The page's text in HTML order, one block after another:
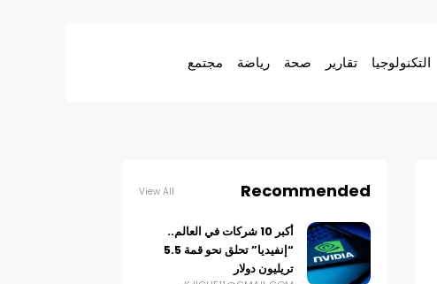
التكنولوجيا تقارير صحة رياضة مجتمع
Recommended
View All
أكبر 10 شركات في العالم..
“إنفيديا” تحلق نحو قمة 5.5
تريليون دولار